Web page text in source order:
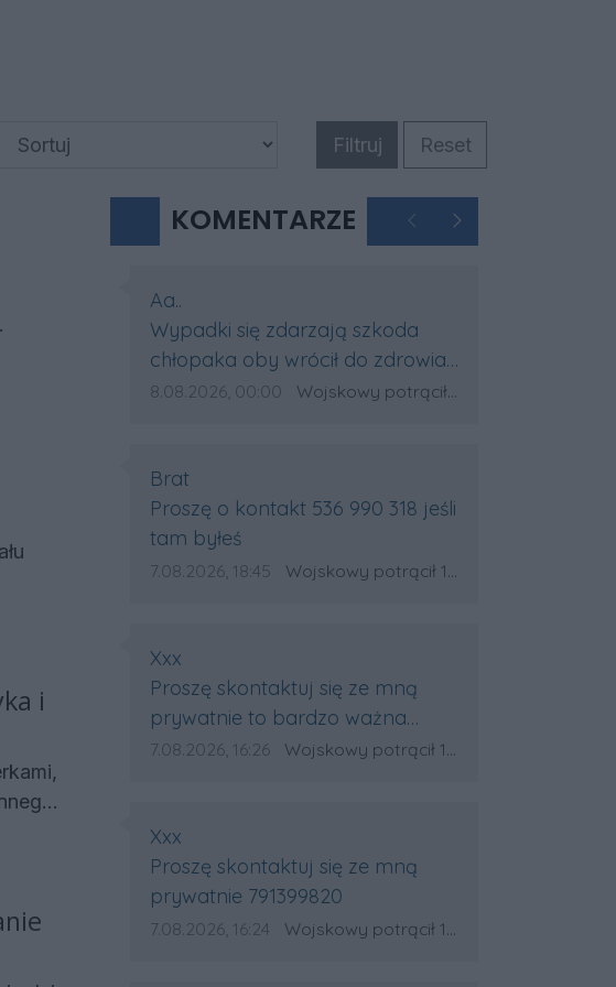
Filtruj Reset
w
i
KOMENTARZE PoprzednieNastępne
Autor komentarza:
Aa..
Treść komentarza:
Wypadki się zdarzają szkoda
chłopaka oby wrócił do zdrowia
.Ale potrącenie było ok 20 m za
Data dodania komentarza:
8.08.2026, 00:00 Źródło komentarza:
Wojskowy potrącił 18-latka na pasach w Wólce Sokołowskiej. Na miejscu lądował śmigłowiec LPR
Autor komentarza:
Brat
Treść komentarza:
Proszę o kontakt 536 990 318 jeśli
tam byłeś
Data dodania komentarza:
7.08.2026, 18:45 Źródło komentarza:
Wojskowy potrącił 18-latka na pasach w Wólce Sokołowskiej. Na miejscu lądował śmigłowiec LPR
Autor komentarza:
Xxx
Treść komentarza:
Proszę skontaktuj się ze mną
prywatnie to bardzo ważna
informacja 791399820
Data dodania komentarza:
7.08.2026, 16:26 Źródło komentarza:
Wojskowy potrącił 18-latka na pasach w Wólce Sokołowskiej. Na miejscu lądował śmigłowiec LPR
Autor komentarza:
Xxx
Treść komentarza:
Proszę skontaktuj się ze mną
prywatnie 791399820
Data dodania komentarza:
7.08.2026, 16:24 Źródło komentarza:
Wojskowy potrącił 18-latka na pasach w Wólce Sokołowskiej. Na miejscu lądował śmigłowiec LPR